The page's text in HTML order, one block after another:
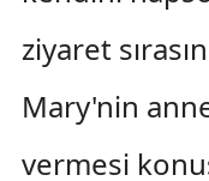
ziyaret
Mary'nin
vermesi